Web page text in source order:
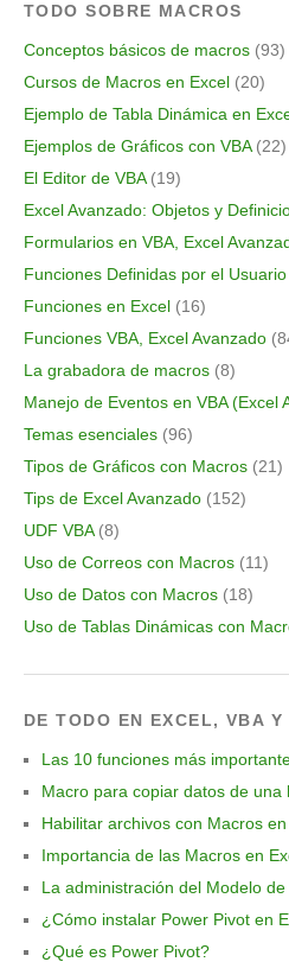
TODO SOBRE MACROS
Conceptos básicos de macros (93)
Cursos de Macros en Excel (20)
Ejemplo de Tabla Dinámica en
Ejemplos de Gráficos con VBA(22)
El Editor de VBA(19)
Excel Avanzado: Objetos y
Formularios en VBA, Excel
Funciones Definidas por el
Funciones en Excel (16)
Funciones VBA, Excel Avanzado
La grabadora de macros (8)
Manejo de Eventos en VBA (Excel
Temas esenciales (96)
Tipos de Gráficos con Macros (21)
Tips de Excel Avanzado (152)
UDF VBA(8)
Uso de Correos con Macros (11)
Uso de Datos con Macros (18)
Uso de Tablas Dinámicas con
DE TODO EN EXCEL, VBA Y
Las 10 funciones más
Macro para copiar datos de una
Habilitar archivos con Macros
Importancia de las Macros en
La administración del Modelo
¿Cómo instalar Power Pivot en
¿Qué es Power Pivot?